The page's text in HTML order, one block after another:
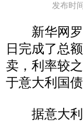
发布时
新华网罗
日完成了总
卖，利率较
于意大利国
据意大利